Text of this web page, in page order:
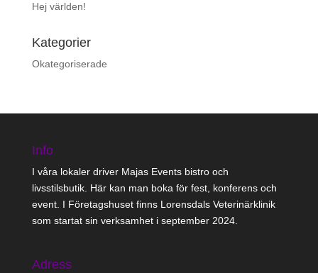
Hej världen!
Kategorier
Okategoriserade
Info
I våra lokaler driver Majas Events bistro och
livsstilsbutik. Här kan man boka för fest, konferens och
event. I Företagshuset finns Lorensdals Veterinärklinik
som startat sin verksamhet i september 2024.
Adress